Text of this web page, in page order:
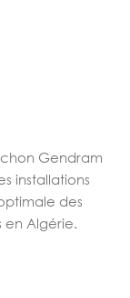
Gendram
installations
des
en Algérie.